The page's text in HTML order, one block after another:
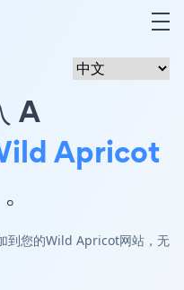
A
Apricot
您的Wild Apricot网站，无